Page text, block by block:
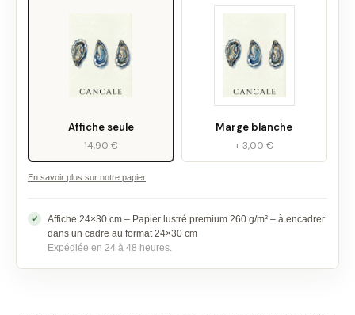
Affiche seule
14,90 €
Marge blanche
+ 3,00 €
En savoir plus sur notre papier
Affiche 24×30 cm – Papier lustré premium 260 g/m² – à encadrer
dans un cadre au format 24×30 cm
Expédiée en 24 à 48 heures.